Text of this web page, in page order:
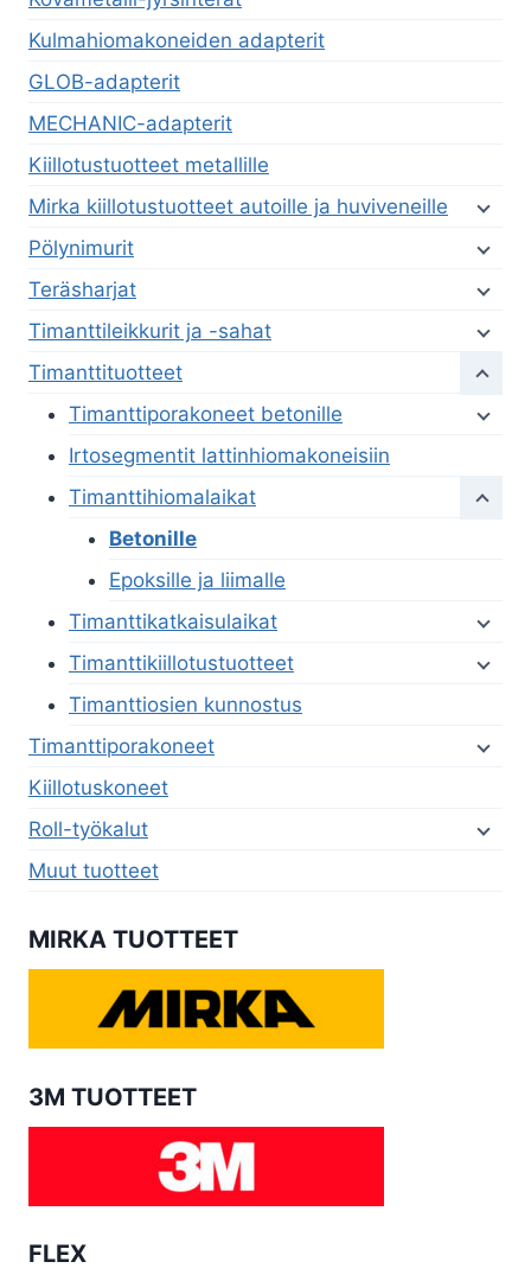
Kulmahiomakoneiden adapterit
GLOB-adapterit
MECHANIC-adapterit
Kiillotustuotteet metallille
Mirka kiillotustuotteet autoille ja huviveneille
Pölynimurit
Teräsharjat
Timanttileikkurit ja -sahat
Timanttituotteet
Timanttiporakoneet betonille
Irtosegmentit lattinhiomakoneisiin
Timanttihiomalaikat
Betonille
Epoksille ja liimalle
Timanttikatkaisulaikat
Timanttikiillotustuotteet
Timanttiosien kunnostus
Timanttiporakoneet
Kiillotuskoneet
Roll-työkalut
Muut tuotteet
MIRKA TUOTTEET
3M TUOTTEET
FLEX